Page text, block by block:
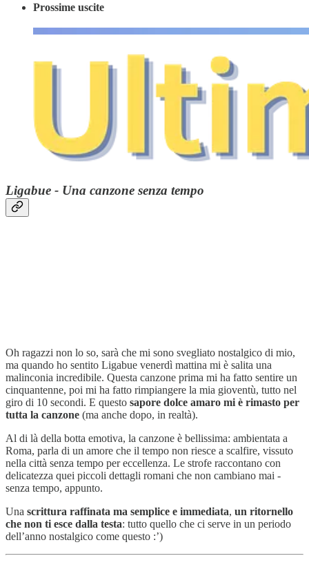
Prossime uscite
Ligabue - Una canzone senza tempo
Oh ragazzi non lo so, sarà che mi sono svegliato nostalgico di mio,
ma quando ho sentito Ligabue venerdì mattina mi è salita una
malinconia incredibile. Questa canzone prima mi ha fatto sentire un
cinquantenne, poi mi ha fatto rimpiangere la mia gioventù, tutto nel
giro di 10 secondi. E questo sapore dolce amaro mi è rimasto per
tutta la canzone (ma anche dopo, in realtà).
Al di là della botta emotiva, la canzone è bellissima: ambientata a
Roma, parla di un amore che il tempo non riesce a scalfire, vissuto
nella città senza tempo per eccellenza. Le strofe raccontano con
delicatezza quei piccoli dettagli romani che non cambiano mai -
senza tempo, appunto.
Una scrittura raffinata ma semplice e immediata, un ritornello
che non ti esce dalla testa: tutto quello che ci serve in un periodo
dell’anno nostalgico come questo :’)